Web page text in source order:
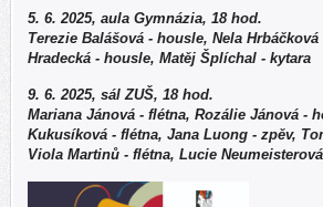
5. 6. 2025, aula Gymnázia, 18 hod.
Terezie Balášová - housle, Nela
Hradecká - housle, Matěj Šplíchal - kytara
9. 6. 2025, sál ZUŠ, 18 hod.
Mariana Jánová - flétna, Rozálie Jánová -
Kukusíková - flétna, Jana Luong - zpěv,
Viola Martinů - flétna, Lucie